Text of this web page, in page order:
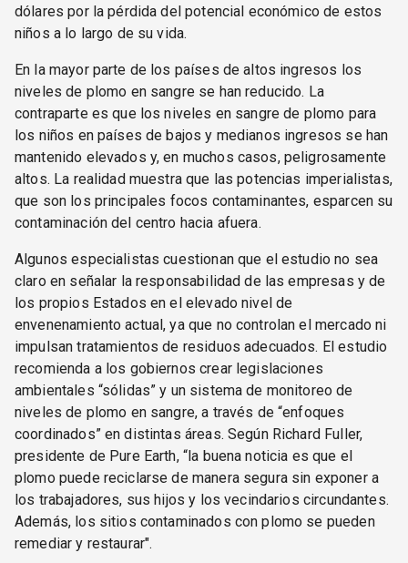
dólares por la pérdida del potencial económico de estos
niños a lo largo de su vida.
En la mayor parte de los países de altos ingresos los
niveles de plomo en sangre se han reducido. La
contraparte es que los niveles en sangre de plomo para
los niños en países de bajos y medianos ingresos se han
mantenido elevados y, en muchos casos, peligrosamente
altos. La realidad muestra que las potencias imperialistas,
que son los principales focos contaminantes, esparcen su
contaminación del centro hacia afuera.
Algunos especialistas cuestionan que el estudio no sea
claro en señalar la responsabilidad de las empresas y de
los propios Estados en el elevado nivel de
envenenamiento actual, ya que no controlan el mercado ni
impulsan tratamientos de residuos adecuados. El estudio
recomienda a los gobiernos crear legislaciones
ambientales “sólidas” y un sistema de monitoreo de
niveles de plomo en sangre, a través de “enfoques
coordinados” en distintas áreas. Según Richard Fuller,
presidente de Pure Earth, “la buena noticia es que el
plomo puede reciclarse de manera segura sin exponer a
los trabajadores, sus hijos y los vecindarios circundantes.
Además, los sitios contaminados con plomo se pueden
remediar y restaurar".